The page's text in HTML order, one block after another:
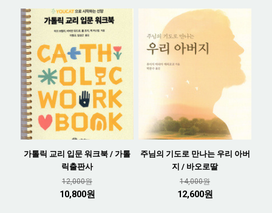
가톨릭 교리 입문 워크북 / 가톨
릭출판사
12,000원
10,800원
주님의 기도로 만나는 우리 아버
지 / 바오로딸
14,000원
12,600원